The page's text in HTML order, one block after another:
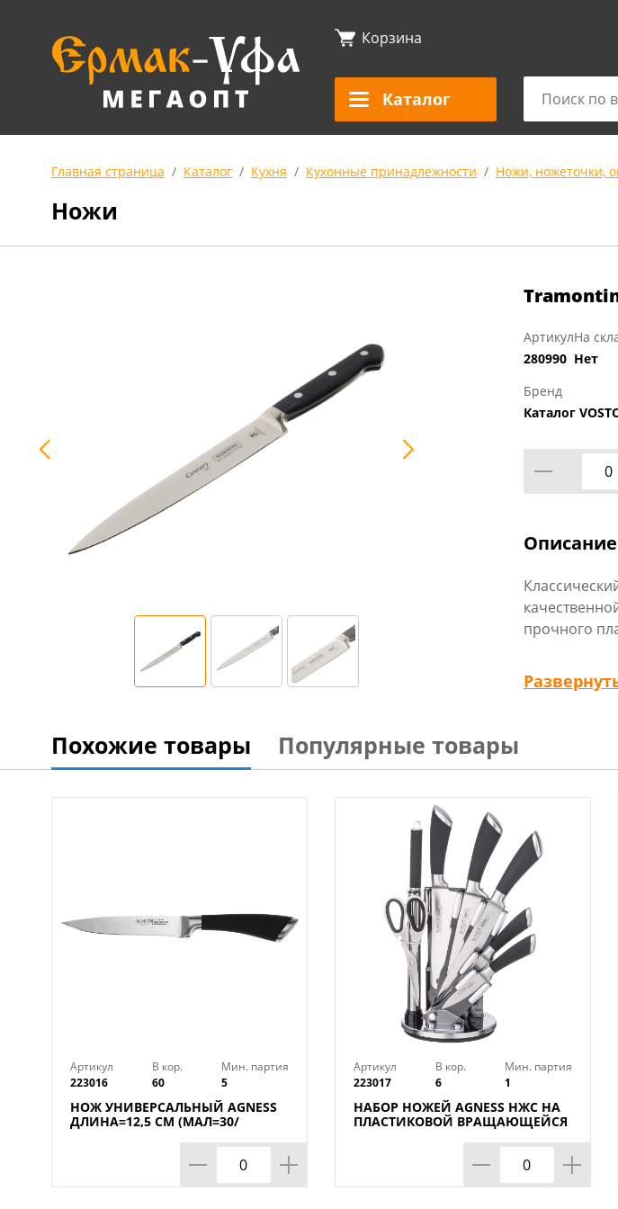
Корзина
Каталог
Главная страница Каталог Кухня Кухонные принадлежности Ножи, ножеточки,
Ножи
Артикул
280990
На
Нет
Бренд
Каталог
Описание
прочного
Тип товара :
Длина ножа :
Ширина
Вес в
Длина
Страна
Похожие товары Популярные товары
Артикул
223016
В кор.
60
Мин. партия
5
НОЖ УНИВЕРСАЛЬНЫЙ AGNESS
ДЛИНА=12,5 СМ (МАЛ=30/
Артикул
223017
В кор.
6
Мин. партия
1
НАБОР НОЖЕЙ AGNESS НЖС НА
ПЛАСТИКОВОЙ ВРАЩАЮЩЕЙСЯ